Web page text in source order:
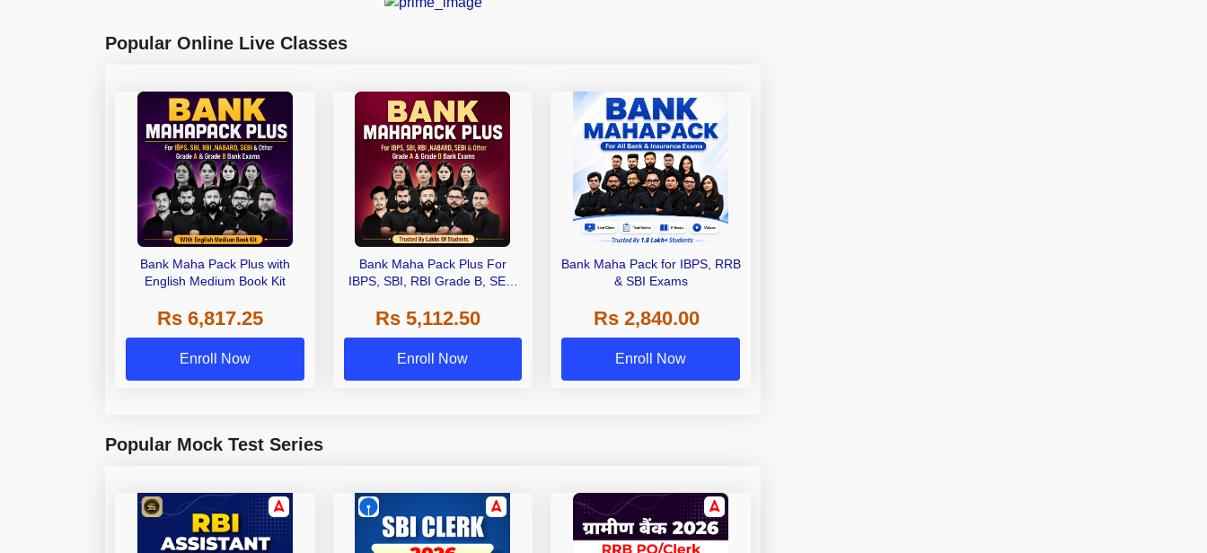
Popular Online Live Classes
Bank Maha Pack Plus with
English Medium Book Kit
Rs 6,817.25
Enroll Now
Bank Maha Pack Plus For
IBPS, SBI, RBI Grade B, SEBI
Other Grade A & Grade B Bank
Exams
Rs 5,112.50
Enroll Now
Bank Maha Pack for IBPS, RRB
& SBI Exams
Rs 2,840.00
Enroll Now
Popular Mock Test Series